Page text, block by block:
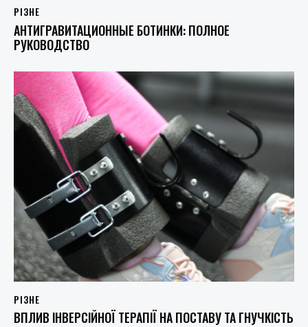
РІЗНЕ
АНТИГРАВИТАЦИОННЫЕ БОТИНКИ: ПОЛНОЕ
РУКОВОДСТВО
РІЗНЕ
ВПЛИВ ІНВЕРСІЙНОЇ ТЕРАПІЇ НА ПОСТАВУ ТА ГНУЧКІСТЬ